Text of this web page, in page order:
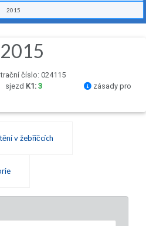
2015
číslo: 024115
sjezd K1: 3
zásady pro
v žebříčcích